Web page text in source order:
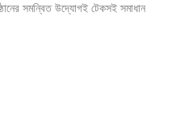
সমন্বিত উদ্যোগই টেকসই সমাধান